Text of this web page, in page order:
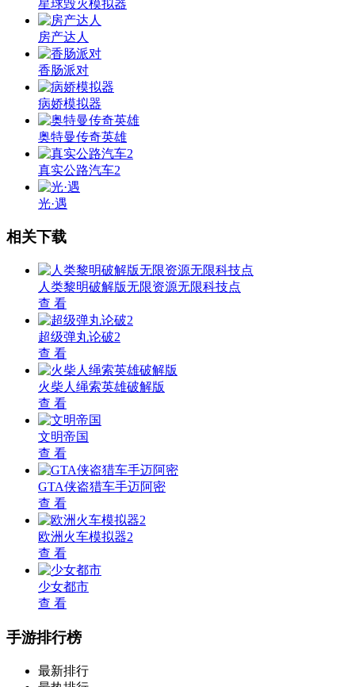
星球毁灭模拟器
房产达人
香肠派对
病娇模拟器
奥特曼传奇英雄
真实公路汽车2
光·遇
相关下载
人类黎明破解版无限资源无限科技点
查 看
超级弹丸论破2
查 看
火柴人绳索英雄破解版
查 看
文明帝国
查 看
GTA侠盗猎车手迈阿密
查 看
欧洲火车模拟器2
查 看
少女都市
查 看
手游排行榜
最新排行